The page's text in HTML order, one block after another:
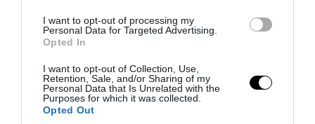
I want to opt-out of processing my
Personal Data for Targeted Advertising.
Opted In
I want to opt-out of Collection, Use,
Retention, Sale, and/or Sharing of my
Personal Data that Is Unrelated with the
Purposes for which it was collected.
Opted Out